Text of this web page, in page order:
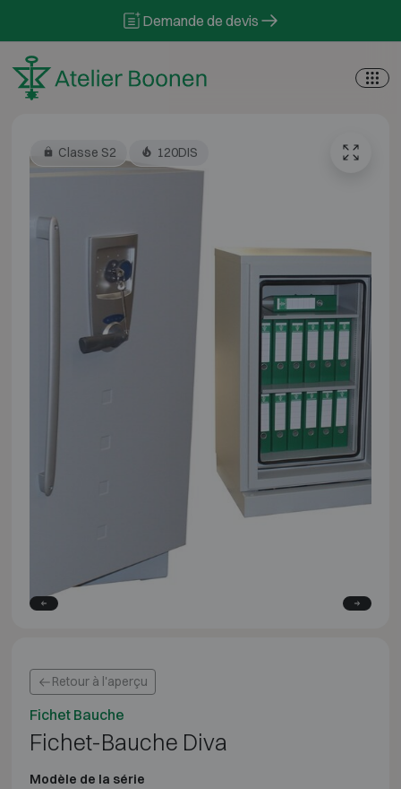
Demande de devis
Classe S2 120DIS
Retour à l'aperçu
Fichet Bauche
Fichet-Bauche Diva
Modèle de la série